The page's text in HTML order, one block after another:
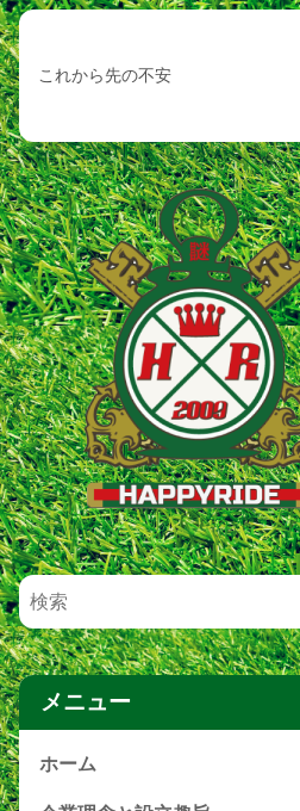
これから先の不安
メニュー
ホーム